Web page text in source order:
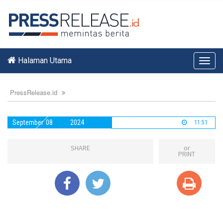
Halaman Utama
PressRelease.id
September 08 2024 11:51
SHARE or
PRINT